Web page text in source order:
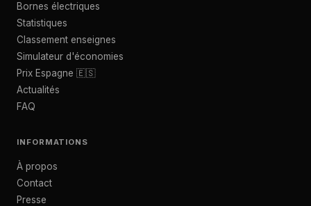
Bornes électriques
Statistiques
Classement enseignes
Simulateur d'économies
Prix Espagne 🇪🇸
Actualités
FAQ
INFORMATIONS
À propos
Contact
Presse